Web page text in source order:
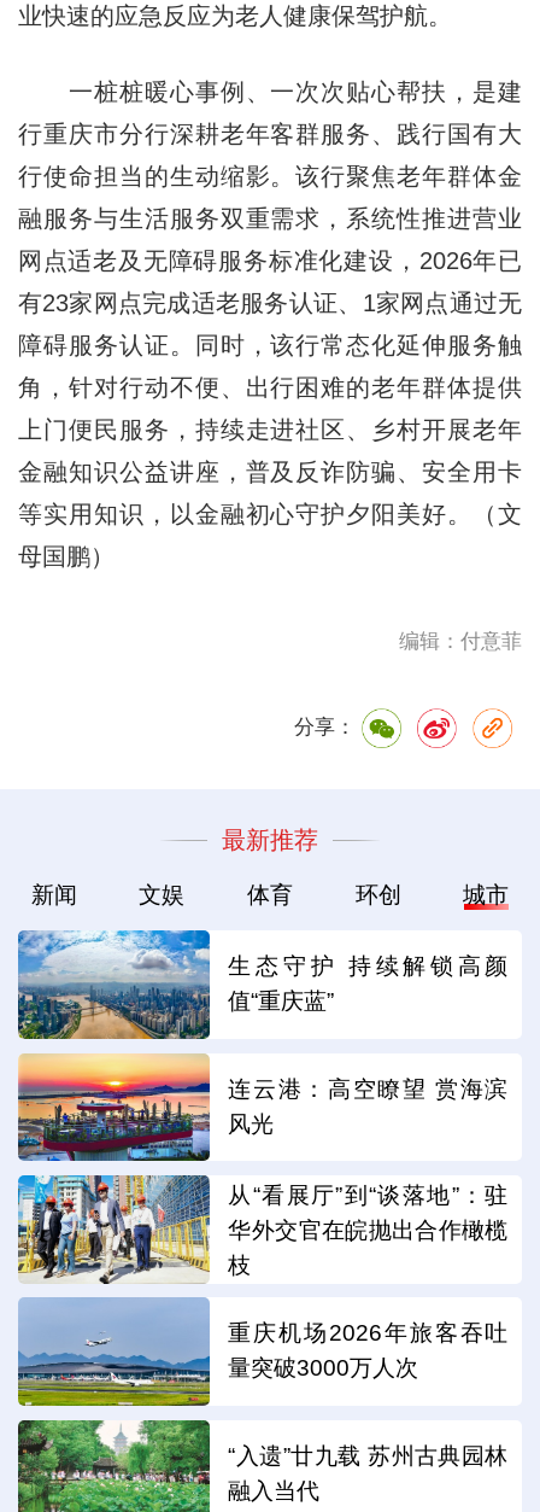
业快速的应急反应为老人健康保驾护航。
一桩桩暖心事例、一次次贴心帮扶，是建
行重庆市分行深耕老年客群服务、践行国有大
行使命担当的生动缩影。该行聚焦老年群体金
融服务与生活服务双重需求，系统性推进营业
网点适老及无障碍服务标准化建设，2026年已
有23家网点完成适老服务认证、1家网点通过无
障碍服务认证。同时，该行常态化延伸服务触
角，针对行动不便、出行困难的老年群体提供
上门便民服务，持续走进社区、乡村开展老年
金融知识公益讲座，普及反诈防骗、安全用卡
等实用知识，以金融初心守护夕阳美好。（文
母国鹏）
编辑：付意菲
分享：
最新推荐
新闻 文娱 体育 环创 城市
生态守护 持续解锁高颜
值“重庆蓝”
连云港：高空瞭望 赏海滨
风光
从“看展厅”到“谈落地”：驻
华外交官在皖抛出合作橄榄
枝
重庆机场2026年旅客吞吐
量突破3000万人次
“入遗”廿九载 苏州古典园林
融入当代